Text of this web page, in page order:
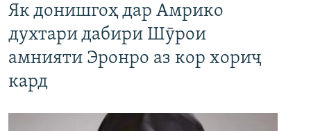
ба
феҳристи
аслӣ
Ҷаҳиш
ба
ҶОМЕА
ҚАЗИЯИ "КРОКУС"
МЕҲМОНИ ОЗОДӢ
САЛОМ, ХОҲАР
ТАҲҚИҚОТ
ҶАНГ ДАР УКРАИНА
НАЗАРИ МАРДУМ
Як донишгоҳ дар Амрико
духтари дабири Шӯрои
амнияти Эронро аз кор хориҷ
кард